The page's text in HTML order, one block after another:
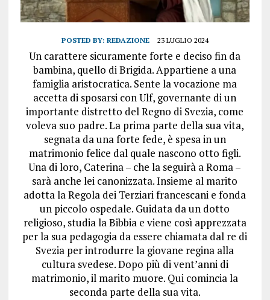
POSTED BY: REDAZIONE 23 LUGLIO 2024
Un carattere sicuramente forte e deciso fin da
bambina, quello di Brigida. Appartiene a una
famiglia aristocratica. Sente la vocazione ma
accetta di sposarsi con Ulf, governante di un
importante distretto del Regno di Svezia, come
voleva suo padre. La prima parte della sua vita,
segnata da una forte fede, è spesa in un
matrimonio felice dal quale nascono otto figli.
Una di loro, Caterina – che la seguirà a Roma –
sarà anche lei canonizzata. Insieme al marito
adotta la Regola dei Terziari francescani e fonda
un piccolo ospedale. Guidata da un dotto
religioso, studia la Bibbia e viene così apprezzata
per la sua pedagogia da essere chiamata dal re di
Svezia per introdurre la giovane regina alla
cultura svedese. Dopo più di vent’anni di
matrimonio, il marito muore. Qui comincia la
seconda parte della sua vita.